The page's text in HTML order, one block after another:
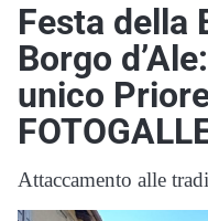
Festa della
Borgo
unico
Attaccamento alle